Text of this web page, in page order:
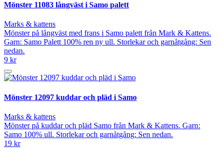
Mönster 11083 långväst i Samo palett
Marks & kattens
Mönster på långväst med frans i Samo palett från Mark & Kattens.
Garn: Samo Palett 100% ren ny ull. Storlekar och garnåtgång: Sen
nedan.
9 kr
Mönster 12097 kuddar och pläd i Samo
Marks & kattens
Mönster på kuddar och pläd Samo från Mark & Kattens. Garn:
Samo 100% ull. Storlekar och garnåtgång: Sen nedan.
19 kr